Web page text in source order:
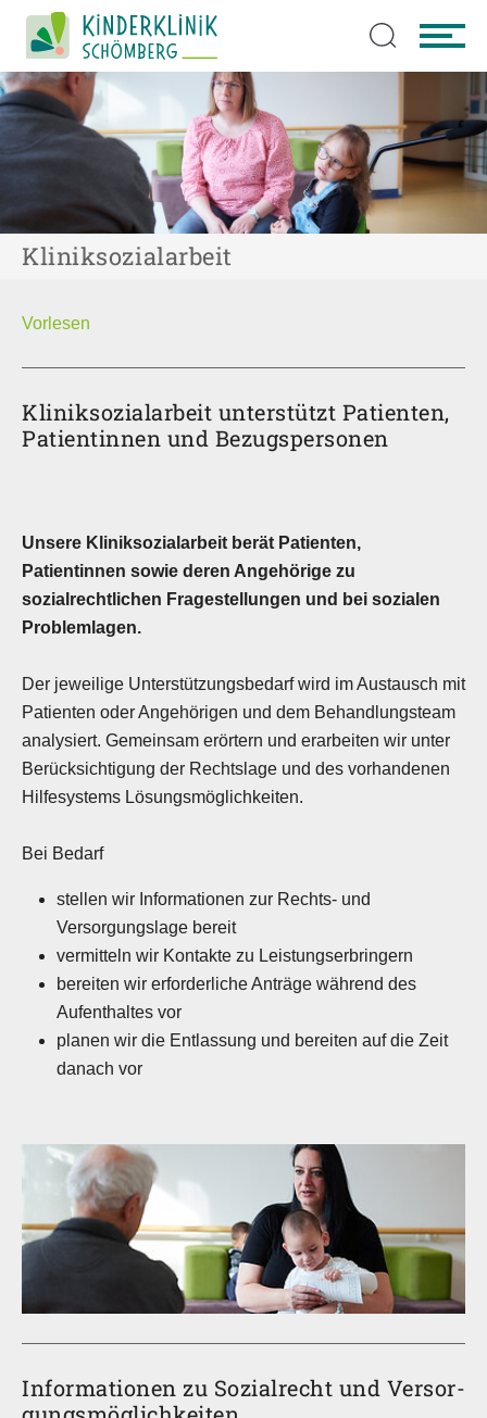
Zum Hauptinhalt springen
Kliniksozialarbeit
Vorlesen
Kliniksozialarbeit unterstützt Patienten,
Patientinnen und Bezugspersonen
Unsere Kliniksozialarbeit berät Patienten,
Patientinnen sowie deren Angehörige zu
sozialrechtlichen Fragestellungen und bei sozialen
Problemlagen.
Der jeweilige Unterstützungsbedarf wird im Austausch mit
Patienten oder Angehörigen und dem Behandlungsteam
analysiert. Gemeinsam erörtern und erarbeiten wir unter
Berücksichtigung der Rechtslage und des vorhandenen
Hilfesystems Lösungsmöglichkeiten.
Bei Bedarf
stellen wir Informationen zur Rechts- und
Versorgungslage bereit
vermitteln wir Kontakte zu Leistungserbringern
bereiten wir erforderliche Anträge während des
Aufenthaltes vor
planen wir die Entlassung und bereiten auf die Zeit
danach vor
Informationen zu Sozialrecht und Versor­